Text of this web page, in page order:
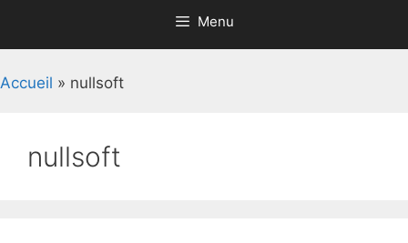
Menu
Accueil » nullsoft
nullsoft